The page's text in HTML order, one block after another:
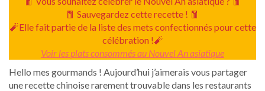
🧧 Sauvegardez cette recette ! 🧧
🧨Elle fait partie de la liste des mets confectionnés pour cette
célébration !🧨
Voir les plats consommés au Nouvel An asiatique
Hello mes gourmands ! Aujourd’hui j’aimerais vous partager
une recette chinoise rarement trouvable dans les restaurants